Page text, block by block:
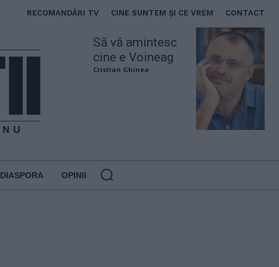
RECOMANDĂRI TV CINE SUNTEM ȘI CE VREM CONTACT
Să vă amintesc
cine e Voineag
Cristian Ghinea
DIASPORA OPINII